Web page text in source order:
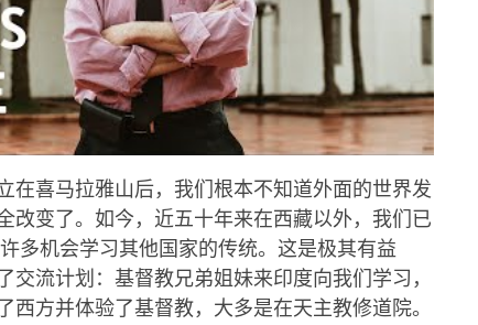
在喜马拉雅山后，我们根本不知道外面的世界发
改变了。如今，近五十年来在西藏以外，我们已
多机会学习其他国家的传统。这是极其有益
交流计划：基督教兄弟姐妹来印度向我们学习，
西方并体验了基督教，大多是在天主教修道院。